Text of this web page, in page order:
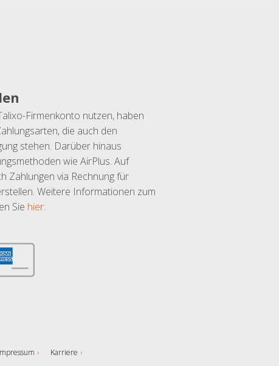
Firmenkonto nutzen, haben
die auch den
stehen. Darüber hinaus
wie AirPlus. Auf
Zahlungen via Rechnung für
Weitere Informationen zum
Sie hier.
Karriere